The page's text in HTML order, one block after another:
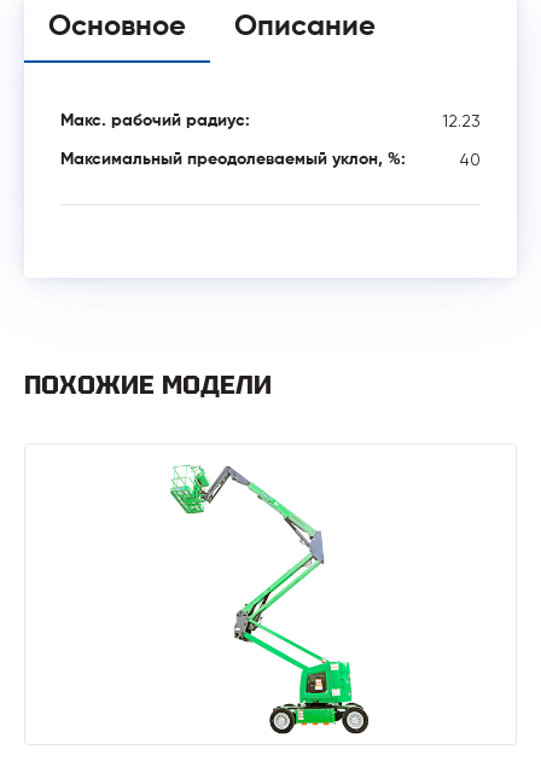
Основное Описание
Макс. рабочий радиус: 12.23
Максимальный преодолеваемый уклон, %: 40
ПОХОЖИЕ МОДЕЛИ